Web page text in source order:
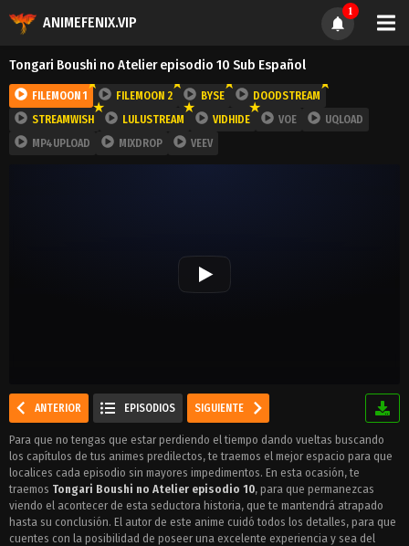
ANIMEFENIX.VIP
1
Tongari Boushi no Atelier episodio 10 Sub Español
FILEMOON 1 FILEMOON 2 BYSE
DOODSTREAM
STREAMWISH
LULUSTREAM VIDHIDE VOE
UQLOAD
MP4UPLOAD
MIXDROP VEEV
ANTERIOR EPISODIOS SIGUIENTE
Para que no tengas que estar perdiendo el tiempo dando vueltas buscando
los capítulos de tus animes predilectos, te traemos el mejor espacio para que
localices cada episodio sin mayores impedimentos. En esta ocasión, te
traemos Tongari Boushi no Atelier episodio 10, para que permanezcas
viendo el acontecer de esta seductora historia, que te mantendrá atrapado
hasta su conclusión. El autor de este anime cuidó todos los detalles, para que
cuentes con la posibilidad de poseer una excelente experiencia y sea del